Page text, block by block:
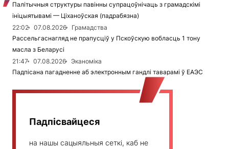
Палітычныя структуры павінны супрацоўнічаць з грамадскімі
ініцыятывамі — Ціханоўская (падрабязна)
22:02
07.08.2026
Грамадства
Рассельгаснагляд не прапусціў у Пскоўскую вобласць 1 тону
масла з Беларусі
21:47
07.08.2026
Эканоміка
Падпісана пагадненне аб электронным гандлі таварамі ў ЕАЭС
Падпісвайцеся
на нашы сацыяльныя сеткі, каб не